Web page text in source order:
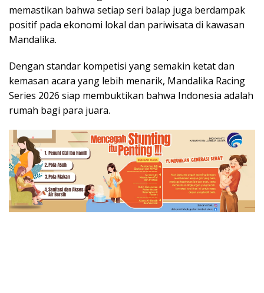
memastikan bahwa setiap seri balap juga berdampak
positif pada ekonomi lokal dan pariwisata di kawasan
Mandalika.
Dengan standar kompetisi yang semakin ketat dan
kemasan acara yang lebih menarik, Mandalika Racing
Series 2026 siap membuktikan bahwa Indonesia adalah
rumah bagi para juara.